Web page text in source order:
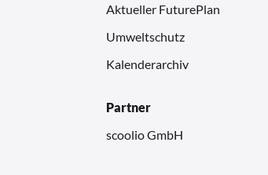
Aktueller FuturePlan
Umweltschutz
Kalenderarchiv
Partner
scoolio GmbH